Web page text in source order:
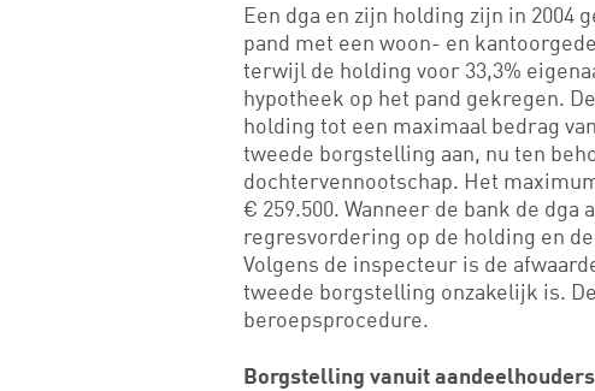
Een dga en zijn holding zijn in 2004
pand met een woon- en
terwijl de holding voor 33,3%
hypotheek op het pand gekregen.
holding tot een maximaal bedrag
tweede borgstelling aan, nu ten
dochtervennootschap. Het
€ 259.500. Wanneer de bank de
regresvordering op de holding en
Volgens de inspecteur is de
tweede borgstelling onzakelijk is.
beroepsprocedure.
Borgstelling vanuit